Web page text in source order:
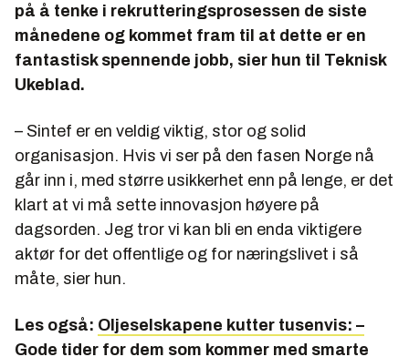
på å tenke i rekrutteringsprosessen de siste
månedene og kommet fram til at dette er en
fantastisk spennende jobb, sier hun til Teknisk
Ukeblad.
– Sintef er en veldig viktig, stor og solid
organisasjon. Hvis vi ser på den fasen Norge nå
går inn i, med større usikkerhet enn på lenge, er det
klart at vi må sette innovasjon høyere på
dagsorden. Jeg tror vi kan bli en enda viktigere
aktør for det offentlige og for næringslivet i så
måte, sier hun.
Les også: Oljeselskapene kutter tusenvis: –
Gode tider for dem som kommer med smarte